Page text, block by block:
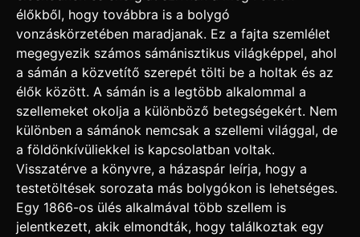
élőkből, hogy továbbra is a bolygó
vonzáskörzetében maradjanak. Ez a fajta szemlélet
megegyezik számos sámánisztikus világképpel, ahol
a sámán a közvetítő szerepét tölti be a holtak és az
élők között. A sámán is a legtöbb alkalommal a
szellemeket okolja a különböző betegségekért. Nem
különben a sámánok nemcsak a szellemi világgal, de
a földönkívüliekkel is kapcsolatban voltak.
Visszatérve a könyvre, a házaspár leírja, hogy a
testetöltések sorozata más bolygókon is lehetséges.
Egy 1866-os ülés alkalmával több szellem is
jelentkezett, akik elmondták, hogy találkoztak egy